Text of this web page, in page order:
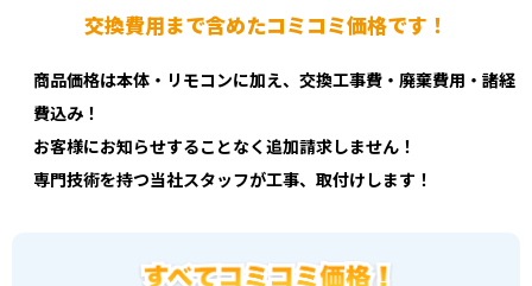
交換費用まで含めたコミコミ価格です！
商品価格は本体・リモコンに加え、交換工事費・廃棄費用・諸経
費込み！
お客様にお知らせすることなく追加請求しません！
専門技術を持つ当社スタッフが工事、取付けします！